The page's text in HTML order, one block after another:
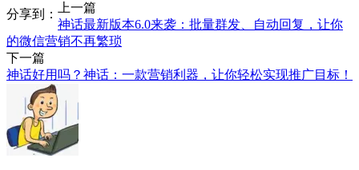
分享到：
上一篇
神话最新版本6.0来袭：批量群发、自动回复，让你
的微信营销不再繁琐
下一篇
神话好用吗？神话：一款营销利器，让你轻松实现推广目标！